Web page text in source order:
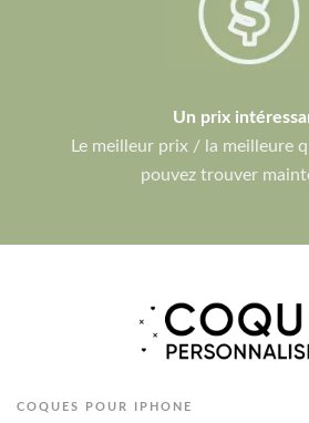
Un prix
Le meilleur prix / la meilleure
pouvez trouver
COQUES POUR IPHONE